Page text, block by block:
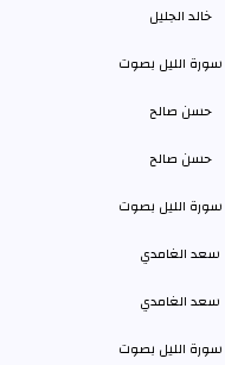
خالد الجليل
حسن صالح
سعد الغامدي